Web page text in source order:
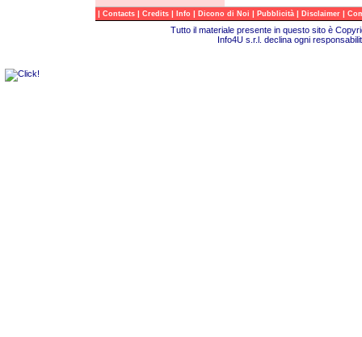
| Contacts | Credits | Info | Dicono di Noi | Pubblicità | Disclaimer |
Tutto il materiale presente in questo sito è
Info4U s.r.l. declina ogni